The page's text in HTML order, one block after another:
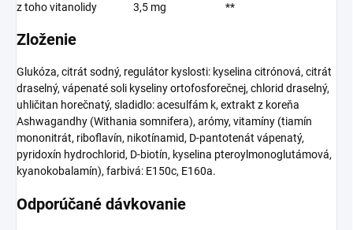
z toho vitanolidy
3,5 mg **
Zloženie
Glukóza, citrát sodný, regulátor kyslosti: kyselina citrónová, citrát
draselný, vápenaté soli kyseliny ortofosforečnej, chlorid draselný,
uhličitan horečnatý, sladidlo: acesulfám k, extrakt z koreňa
Ashwagandhy (Withania somnifera), arómy, vitamíny (tiamín
mononitrát, riboflavín, nikotínamid, D-pantotenát vápenatý,
pyridoxín hydrochlorid, D-biotín, kyselina pteroylmonoglutámová,
kyanokobalamín), farbivá: E150c, E160a.
Odporúčané dávkovanie